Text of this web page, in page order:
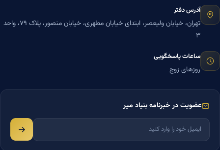
آدرس دفتر
تهران، خیابان ولیعصر، ابتدای خیابان مطهری، خیابان منصور، پلاک ۷۹، واحد
۳
ساعات پاسخگویی
روزهای زوج
عضویت در خبرنامه بنیاد میر